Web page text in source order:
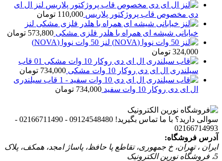
لنز ال ای
دی مخصوص قاب پروژکتور پلاریس 110,000 تومان
لنز
خیابانی شیشه ای همراه با هلدر فلزی مشکی 573,800 تومان
لنز 50 وات نووا (NOVA)
324,000 تومان
قاب
سیلندری ال ای دی روکار 10 وات مشکی
734,000 تومان
قاب سیلندری
ال ای دی روکار 10 وات سفید
734,000 تومان
سوالی دارید؟ با ما تماس بگیرید!
09124548480 - 02166711490 -
02166714993
آدرس فروشگاه:
ایران ، تهران، خ جمهوری، تقاطع پا حافظ، پاساژ امجد، همکف، پلاک
5، فروشگاه نورین الکترونیک